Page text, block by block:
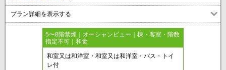
プラン詳細を表示する
5〜8階禁煙｜オーシャンビュー｜棟・客室・階数
指定不可｜和食
和室又は和洋室・和室又は和洋室・バス・トイ
レ付